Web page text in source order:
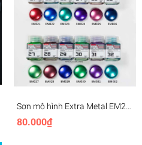
Sơn mô hình Extra Metal EM21-
EM32 Metallic lacquer -
Jumpwind
80.000₫